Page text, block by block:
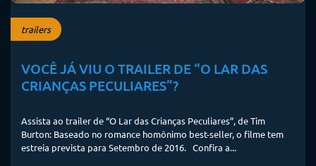
trailers
VOCÊ JÁ VIU O TRAILER DE “O LAR DAS
CRIANÇAS PECULIARES”?
Assista ao trailer de “O Lar das Crianças Peculiares”, de Tim
Burton: Baseado no romance homônimo best-seller, o filme tem
estreia prevista para Setembro de 2016. Confira a...